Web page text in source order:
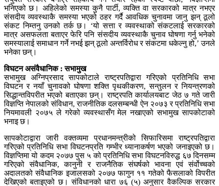
भनिएको छ। अहिलेको समस्या कुनै पार्टी, व्यक्ति वा सरकारको मात्र नभएर
संसदीय व्यवस्थाकै समस्या भएको ठहर गर्दै आवधिक चुनावमा जानु झन् ठूलो
संकट निम्तनु उनको तर्क छ। ‘यो सत्ता र व्यवस्थाको संकटलाई सरकारको
मात्र असफलता बताएर फेरि पनि संसदीय व्यवस्थाकै चुनाव घोषणा गर्नु भनेको
समस्यालाई समाधान गर्ने नभई झन् ठूलो अन्तर्विरोध र संकटमा धकेल्नु हो,’ उनले
भनेका छन्।
विघटन असंवैधानिक : सभामुख
सभामुख अग्निप्रसाद सापकोटाले राष्ट्रपतिद्वारा गरिएको प्रतिनिधि सभा
विघटन र नयाँ चुनावको घोषणा शक्ति पृथकीकरण, सन्तुलन र नियन्त्रणको
सिद्धान्तविपरीत भएको बताएका छन्। राष्ट्रपति कार्यालयबाट जेठ ७ गते जारी
विज्ञप्ति नेपालको संविधान, राजनीतिक दलसम्बन्धी ऐन २०७३ र प्रतिनिधि सभा
नियमावली २०७५ ले गरेको व्यवस्थासँग मेल नखाएको सभामुख सापकोटाको
भनाइ छ।
सापकोटाद्वारा जारी वक्तव्यमा प्रधानमन्त्रीको सिफारिसमा राष्ट्रपतिद्वारा
गरिएको प्रतिनिधि सभा विघटनप्रति गम्भीर ध्यानाकर्षण भएको जनाइएको छ।
विज्ञप्तिमा यो कदम २०७७ पुस ५ को प्रतिनिधि सभा विघटनविरुद्ध ६७ दिनसम्म
गरिएको संवैधानिक, कानुनी र राजनैतिक संघर्षको भावना एवं संर्वोच्चको
अदालतको संवैधानिक इजालसको २०७७ फागुन ११ गतेको फैसलाको विपरीत
देखिएको बताइएको छ। संविधानको धारा ७६ (५) अनुसार वैकल्पिक सरकार